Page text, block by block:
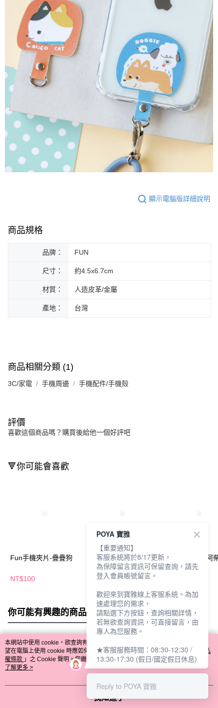
顯示電腦版詳細說明
商品規格
品牌： FUN
尺寸： 約4.5x6.7cm
材質： 人造皮革/金屬
產地： 台灣
商品相關分類 (1)
3C/家電 手機周邊 手機配件/手機殼
評價
喜歡這個商品嗎？購買後給他一個好評吧
🔻你可能會喜歡
Fun手機夾片-疊疊狗
NT$100
Fun手機夾片-疊疊貓
NT$100
Fun手機夾片-阿
你可能有興趣的商品 全站排行
熱門標籤
本網站中使用 cookie，欲查詢有關本網站使用 cookie 方式之詳情，及若您不希
望在電腦上使用 cookie 時應如何變更電腦的 cookie 設定，請參閱本網站「
隱私
權條款 」之 Cookie 聲明。您繼續使用本網站即表示您同意本公司得按本網站使
用條款之 Cookie 聲明使用 cookie。
了解更多 >
我知道了
POYA 寶雅
【重要通知】
客服系統將於8/17更新，
為保障留言資訊可保留查詢，請先
登入會員帳號留言。
歡迎來到寶雅線上客服系統。為加
速處理您的需求，
請點選下方按鈕，查詢相關詳情，
若無欲查詢資訊，可直接留言，由
專人為您服務。
★客服服務時間：08:30-12:30 /
13:30-17:30 (假日/國定假日休息)
Reply to POYA 寶雅